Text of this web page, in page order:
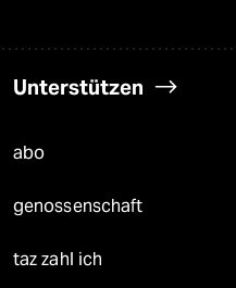
Unterstützen
abo
genossenschaft
taz zahl ich